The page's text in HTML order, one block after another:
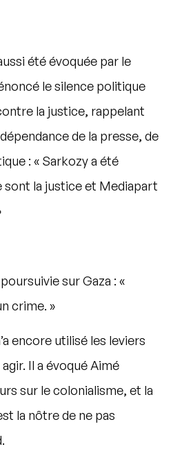
été évoquée par le
le silence politique
la justice, rappelant
de la presse, de
: « Sarkozy a été
sont la justice et Mediapart
sur Gaza : «
crime. »
encore utilisé les leviers
Il a évoqué Aimé
sur le colonialisme, et la
la nôtre de ne pas